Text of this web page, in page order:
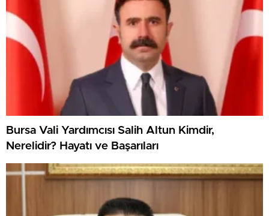
Bursa Vali Yardımcısı Salih Altun Kimdir,
Nerelidir? Hayatı ve Başarıları